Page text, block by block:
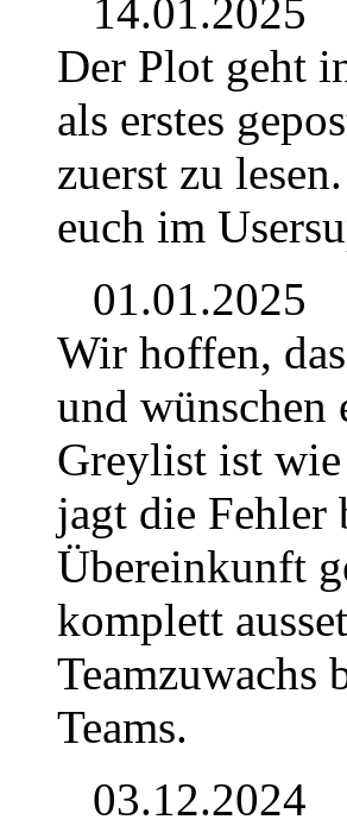
14.01.2025
Der Plot geht
als erstes
zuerst zu
euch im
01.01.2025
Wir hoffen,
und wünschen
Greylist ist
jagt die Fehler
Übereinkunft
komplett
Teamzuwachs
Teams.
03.12.2024